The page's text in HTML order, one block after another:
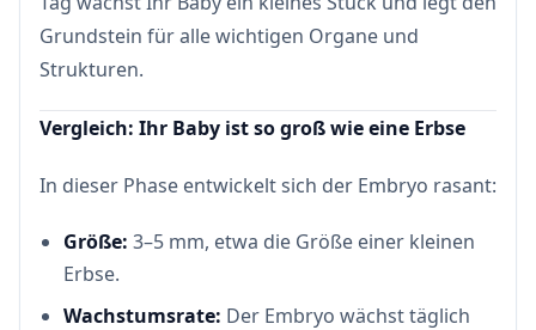
Grundstein für alle wichtigen Organe und
Strukturen.
Vergleich: Ihr Baby ist so groß wie eine Erbse
In dieser Phase entwickelt sich der Embryo rasant:
Größe: 3–5 mm, etwa die Größe einer kleinen
Erbse.
Wachstumsrate: Der Embryo wächst täglich